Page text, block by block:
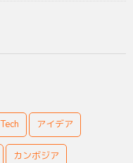
Tech アイデア
カンボジア